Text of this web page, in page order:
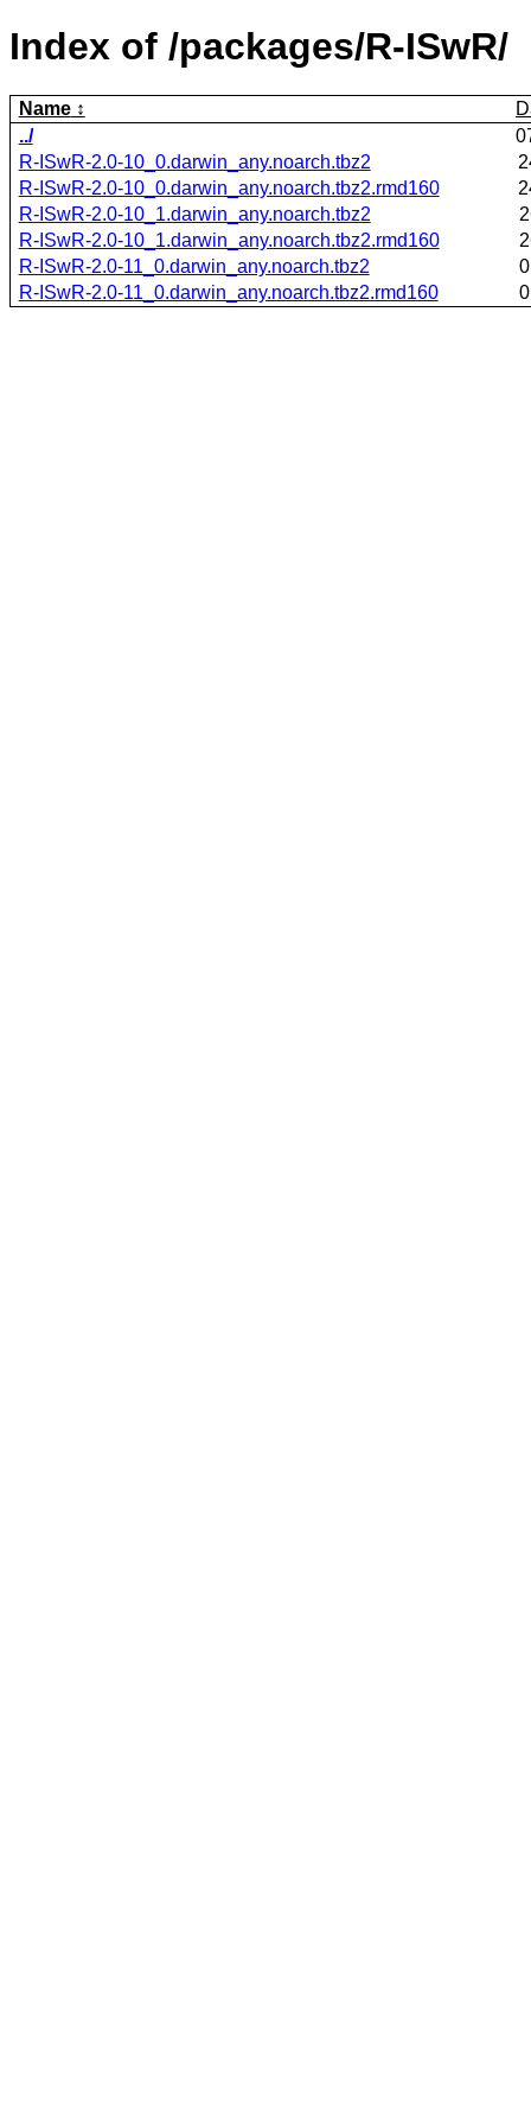
Index of /packages/R-ISwR/
Name
../
R-ISwR-2.0-10_0.darwin_any.noarch.tbz2
R-ISwR-2.0-10_0.darwin_any.noarch.tbz2.rmd160
R-ISwR-2.0-10_1.darwin_any.noarch.tbz2
R-ISwR-2.0-10_1.darwin_any.noarch.tbz2.rmd160
R-ISwR-2.0-11_0.darwin_any.noarch.tbz2
R-ISwR-2.0-11_0.darwin_any.noarch.tbz2.rmd160